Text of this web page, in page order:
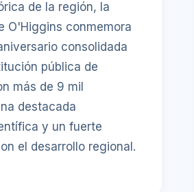
de la región, la
O'Higgins conmemora
consolidada
pública de
más de 9 mil
destacada
y un fuerte
el desarrollo regional.